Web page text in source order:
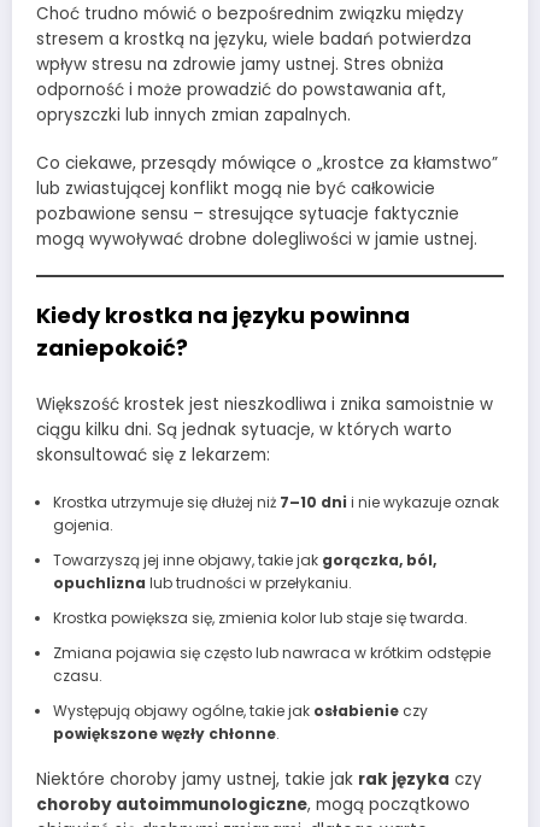
Choć trudno mówić o bezpośrednim związku między
stresem a krostką na języku, wiele badań potwierdza
wpływ stresu na zdrowie jamy ustnej. Stres obniża
odporność i może prowadzić do powstawania aft,
opryszczki lub innych zmian zapalnych.
Co ciekawe, przesądy mówiące o „krostce za kłamstwo”
lub zwiastującej konflikt mogą nie być całkowicie
pozbawione sensu – stresujące sytuacje faktycznie
mogą wywoływać drobne dolegliwości w jamie ustnej.
Kiedy krostka na języku powinna
zaniepokoić?
Większość krostek jest nieszkodliwa i znika samoistnie w
ciągu kilku dni. Są jednak sytuacje, w których warto
skonsultować się z lekarzem:
Krostka utrzymuje się dłużej niż 7–10 dni i nie wykazuje oznak
gojenia.
Towarzyszą jej inne objawy, takie jak gorączka, ból,
opuchlizna lub trudności w przełykaniu.
Krostka powiększa się, zmienia kolor lub staje się twarda.
Zmiana pojawia się często lub nawraca w krótkim odstępie
czasu.
Występują objawy ogólne, takie jak osłabienieczy
powiększone węzły chłonne.
Niektóre choroby jamy ustnej, takie jak rak języka czy
choroby autoimmunologiczne, mogą początkowo